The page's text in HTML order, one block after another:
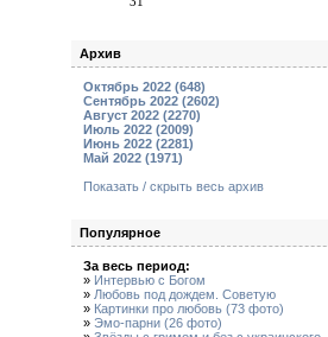
Архив
Октябрь 2022 (648)
Сентябрь 2022 (2602)
Август 2022 (2270)
Июль 2022 (2009)
Июнь 2022 (2281)
Май 2022 (1971)
Показать / скрыть весь архив
Популярное
За весь период:
» Интервью с Богом
» Любовь под дождем. Советую
» Картинки про любовь (73 фото)
» Эмо-парни (26 фото)